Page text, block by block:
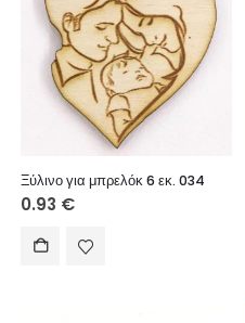
Ξύλινο για μπρελόκ 6 εκ. 034
0.93 €